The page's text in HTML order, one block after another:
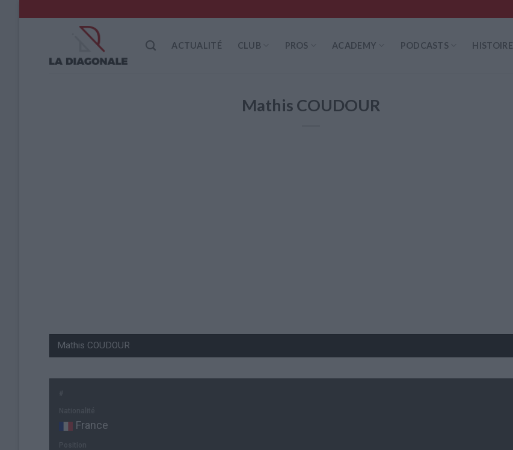
to
ACTUALITÉ CLUB PROS ACADEMY PODCASTS HISTOIRE
Mathis COUDOUR
France